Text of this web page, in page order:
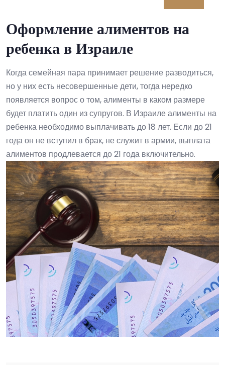
Оформление алиментов на
ребенка в Израиле
Когда семейная пара принимает решение разводиться,
но у них есть несовершенные дети, тогда нередко
появляется вопрос о том, алименты в каком размере
будет платить один из супругов. В Израиле алименты на
ребенка необходимо выплачивать до 18 лет. Если до 21
года он не вступил в брак, не служит в армии, выплата
алиментов продлевается до 21 года включительно.